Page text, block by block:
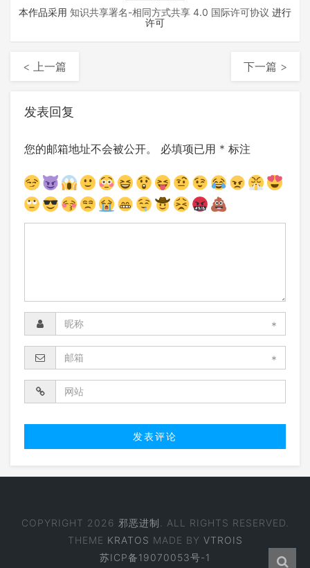
本作品采用 知识共享署名-相同方式共享 4.0 国际许可协议 进行
许可
< 上一篇 下一篇 >
发表回复
您的邮箱地址不会被公开。 必填项已用 * 标注
*
*
COPYRIGHT 2026 邪恶进制 . ALL RIGHTS RESERVED.
THEME KRATOS MADE BY VTROIS
苏ICP备19070053号-1